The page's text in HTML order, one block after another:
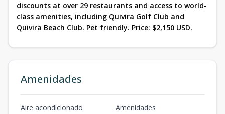
discounts at over 29 restaurants and access to world-
class amenities, including Quivira Golf Club and
Quivira Beach Club. Pet friendly. Price: $2,150 USD.
Amenidades
Aire acondicionado
Amenidades